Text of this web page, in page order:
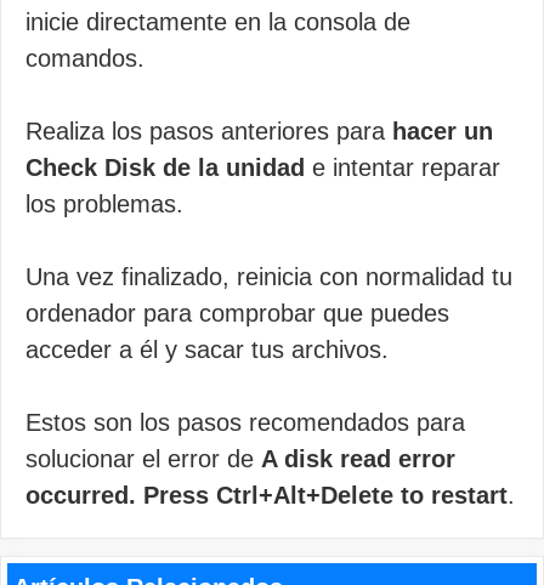
inicie directamente en la consola de
comandos.
Realiza los pasos anteriores para hacer un
Check Disk de la unidad e intentar reparar
los problemas.
Una vez finalizado, reinicia con normalidad tu
ordenador para comprobar que puedes
acceder a él y sacar tus archivos.
Estos son los pasos recomendados para
solucionar el error de A disk read error
occurred. Press Ctrl+Alt+Delete to restart.